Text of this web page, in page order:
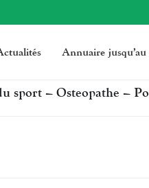
Annuaire jusqu’au
sport – Osteopathe –